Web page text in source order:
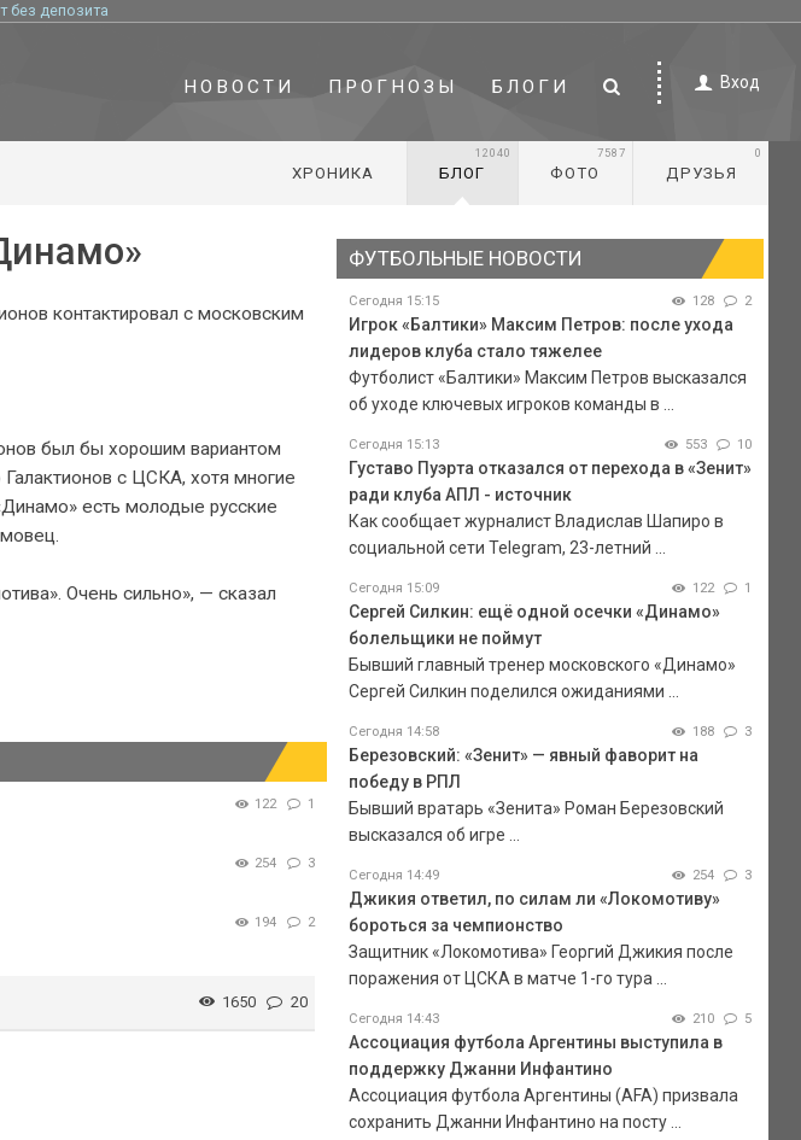
без депозита
НОВОСТИ ПРОГНОЗЫ БЛОГИ Вход
ХРОНИКА БЛОГ
12040
ФОТО
7587
ДРУЗЬЯ
0
контактировал с московским
был бы хорошим вариантом
с ЦСКА, хотя многие
есть молодые русские
Очень сильно», — сказал
122 1
254 3
194 2
1650 20
ФУТБОЛЬНЫЕ НОВОСТИ
Сегодня 15:15 128 2
Игрок «Балтики» Максим Петров: после ухода
лидеров клуба стало тяжелее
Футболист «Балтики» Максим Петров высказался
об уходе ключевых игроков команды в ...
Сегодня 15:13 553 10
Густаво Пуэрта отказался от перехода в «Зенит»
ради клуба АПЛ - источник
Как сообщает журналист Владислав Шапиро в
социальной сети Telegram, 23-летний ...
Сегодня 15:09 122 1
Сергей Силкин: ещё одной осечки «Динамо»
болельщики не поймут
Бывший главный тренер московского «Динамо»
Сергей Силкин поделился ожиданиями ...
Сегодня 14:58 188 3
Березовский: «Зенит» — явный фаворит на
победу в РПЛ
Бывший вратарь «Зенита» Роман Березовский
высказался об игре ...
Сегодня 14:49 254 3
Джикия ответил, по силам ли «Локомотиву»
бороться за чемпионство
Защитник «Локомотива» Георгий Джикия после
поражения от ЦСКА в матче 1-го тура ...
Сегодня 14:43 210 5
Ассоциация футбола Аргентины выступила в
поддержку Джанни Инфантино
Ассоциация футбола Аргентины (AFA) призвала
сохранить Джанни Инфантино на посту ...